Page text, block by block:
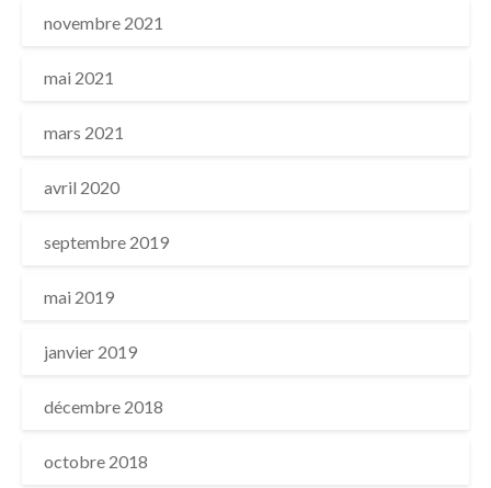
novembre 2021
mai 2021
mars 2021
avril 2020
septembre 2019
mai 2019
janvier 2019
décembre 2018
octobre 2018